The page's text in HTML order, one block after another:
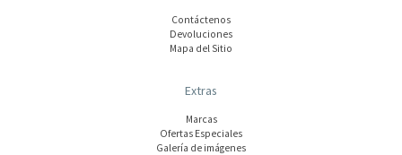
Contáctenos
Devoluciones
Mapa del Sitio
Extras
Marcas
Ofertas Especiales
Galería de imágenes